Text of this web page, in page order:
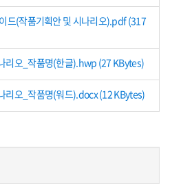
드(작품기획안 및 시나리오).pdf (317
리오_작품명(한글).hwp (27 KBytes)
리오_작품명(워드).docx (12 KBytes)